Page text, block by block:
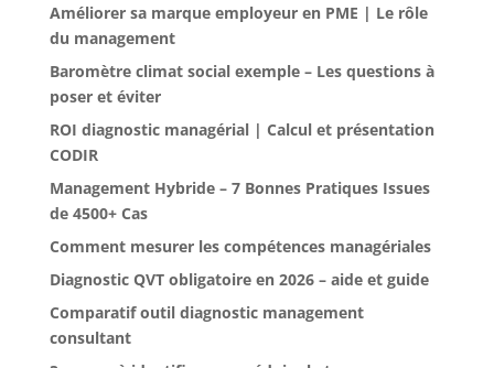
Améliorer sa marque employeur en PME | Le rôle
du management
Baromètre climat social exemple – Les questions à
poser et éviter
ROI diagnostic managérial | Calcul et présentation
CODIR
Management Hybride – 7 Bonnes Pratiques Issues
de 4500+ Cas
Comment mesurer les compétences managériales
Diagnostic QVT obligatoire en 2026 – aide et guide
Comparatif outil diagnostic management
consultant